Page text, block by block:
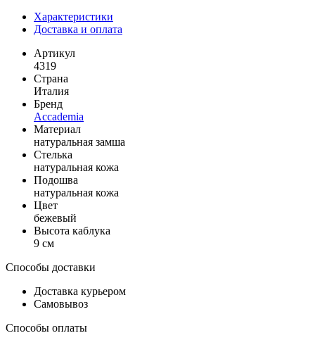
Характеристики
Доставка и оплата
Артикул
4319
Страна
Италия
Бренд
Accademia
Материал
натуральная замша
Стелька
натуральная кожа
Подошва
натуральная кожа
Цвет
бежевый
Высота каблука
9 см
Способы доставки
Доставка курьером
Самовывоз
Способы оплаты